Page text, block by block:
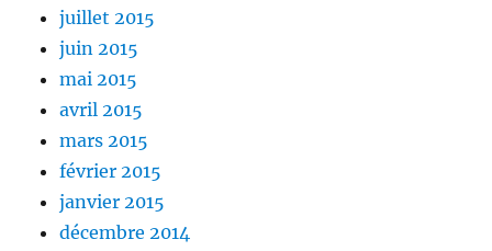
juillet 2015
juin 2015
mai 2015
avril 2015
mars 2015
février 2015
janvier 2015
décembre 2014